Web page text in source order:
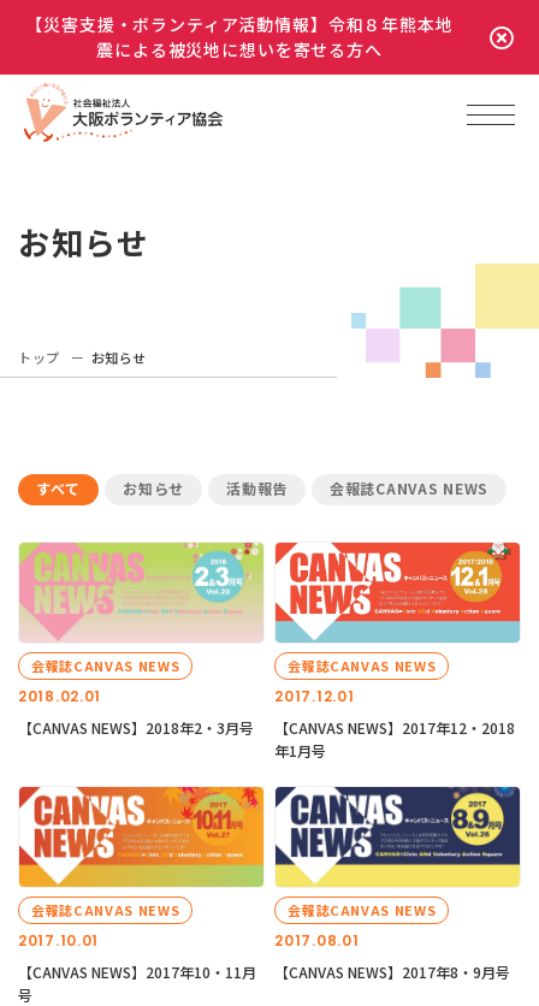
【災害支援・ボランティア活動情報】令和８年熊本地
震による被災地に想いを寄せる方へ
お知らせ
トップ お知らせ
すべて お知らせ 活動報告 会報誌CANVAS NEWS
2018.02.01
会報誌CANVAS NEWS
【CANVAS NEWS】2018年2・3月号
2017.12.01
会報誌CANVAS NEWS
【CANVAS NEWS】2017年12・2018
年1月号
2017.10.01
会報誌CANVAS NEWS
【CANVAS NEWS】2017年10・11月
号
2017.08.01
会報誌CANVAS NEWS
【CANVAS NEWS】2017年8・9月号